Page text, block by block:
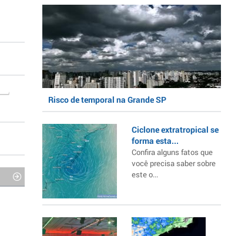
Risco de temporal na Grande SP
Ciclone extratropical se
forma esta...
Confira alguns fatos que
você precisa saber sobre
este o...